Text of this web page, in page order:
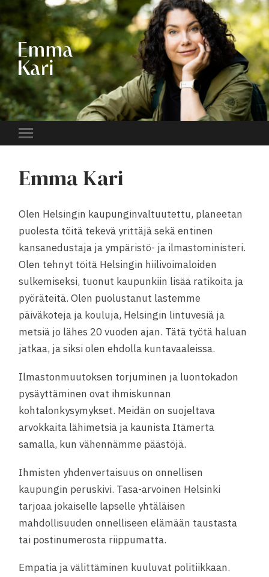
EMMA
KARI
Toggle
Emma Kari
Olen Helsingin kaupunginvaltuutettu, planeetan
puolesta töitä tekevä yrittäjä sekä entinen
kansanedustaja ja ympäristö- ja ilmastoministeri.
Olen tehnyt töitä Helsingin hiilivoimaloiden
sulkemiseksi, tuonut kaupunkiin lisää ratikoita ja
pyöräteitä. Olen puolustanut lastemme
päiväkoteja ja kouluja, Helsingin lintuvesiä ja
metsiä jo lähes 20 vuoden ajan. Tätä työtä haluan
jatkaa, ja siksi olen ehdolla kuntavaaleissa.
Ilmastonmuutoksen torjuminen ja luontokadon
pysäyttäminen ovat ihmiskunnan
kohtalonkysymykset. Meidän on suojeltava
arvokkaita lähimetsiä ja kaunista Itämerta
samalla, kun vähennämme päästöjä.
Ihmisten yhdenvertaisuus on onnellisen
kaupungin peruskivi. Tasa-arvoinen Helsinki
tarjoaa jokaiselle lapselle yhtäläisen
mahdollisuuden onnelliseen elämään taustasta
tai postinumerosta riippumatta.
Empatia ja välittäminen kuuluvat politiikkaan.